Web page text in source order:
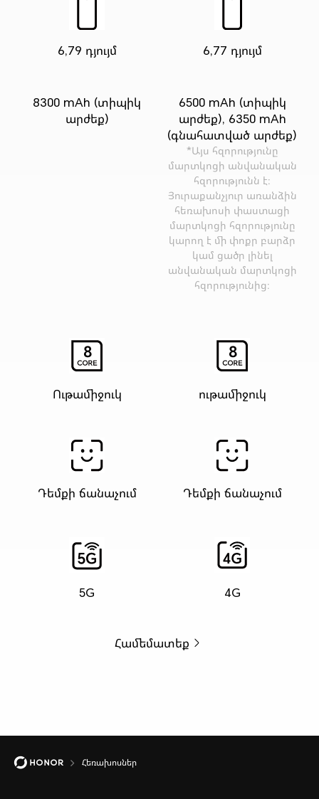
6,79 դյույմ
8300 mAh (տիպիկ
արժեք)
Ութամիջուկ
Դեմքի ճանաչում
5G
6,77 դյույմ
6500 mAh (տիպիկ
արժեք), 6350 mAh
(գնահատված արժեք)
*Այս հզորությունը
մարտկոցի անվանական
հզորությունն է։
Յուրաքանչյուր առանձին
հեռախոսի փաստացի
մարտկոցի հզորությունը
կարող է մի փոքր բարձր
կամ ցածր լինել
անվանական մարտկոցի
հզորությունից։
ութամիջուկ
Դեմքի ճանաչում
4G
Համեմատեք
Հեռախոսներ